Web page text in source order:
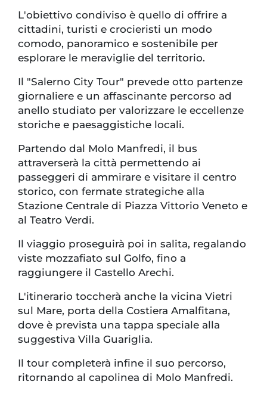
L'obiettivo condiviso è quello di offrire a
cittadini, turisti e crocieristi un modo
comodo, panoramico e sostenibile per
esplorare le meraviglie del territorio.
Il "Salerno City Tour" prevede otto partenze
giornaliere e un affascinante percorso ad
anello studiato per valorizzare le eccellenze
storiche e paesaggistiche locali.
Partendo dal Molo Manfredi, il bus
attraverserà la città permettendo ai
passeggeri di ammirare e visitare il centro
storico, con fermate strategiche alla
Stazione Centrale di Piazza Vittorio Veneto e
al Teatro Verdi.
Il viaggio proseguirà poi in salita, regalando
viste mozzafiato sul Golfo, fino a
raggiungere il Castello Arechi.
L'itinerario toccherà anche la vicina Vietri
sul Mare, porta della Costiera Amalfitana,
dove è prevista una tappa speciale alla
suggestiva Villa Guariglia.
Il tour completerà infine il suo percorso,
ritornando al capolinea di Molo Manfredi.